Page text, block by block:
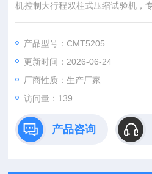
机控制大行程双柱式压缩试验机，
等材料的抗压性能检测打造，采用
缩性能测试，广泛应用于包装、建
业企业、质检机构的专用力学检测设
产品型号：CMT5205
更新时间：2026-06-24
厂商性质：生产厂家
访问量：139
产品咨询